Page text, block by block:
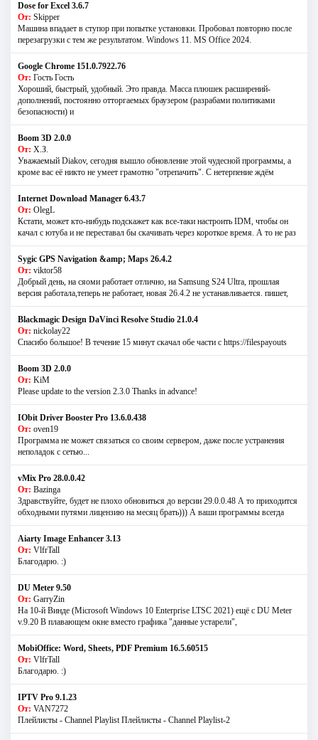
Dose for Excel 3.6.7
От: Skipper
Машина впадает в ступор при попытке установки. Пробовал повторно после
перезагрузки с тем же результатом. Windows 11. MS Offiсe 2024.
Google Chrome 151.0.7922.76
От: Гость Гость
Хороший, быстрый, удобный. Это правда. Масса плюшек расширений-
дополнений, постоянно отторгаемых браузером (разрабами политиками
безопасности) и
Boom 3D 2.0.0
От: Х.З.
Уважаемый Diakov, сегодня вышло обновление этой чудесной программы, а
кроме вас её никто не умеет грамотно "отрепачить". С нетерпение ждём
Internet Download Manager 6.43.7
От: OlegL
Кстати, может кто-нибудь подскажет как все-таки настроить IDM, чтобы он
качал с ютуба и не переставал бы скачивать через короткое время. А то не раз
Sygic GPS Navigation &amp; Maps 26.4.2
От: viktor58
Добрый день, на сяоми работает отлично, на Samsung S24 Ultra, прошлая
версия работала,теперь не работает, новая 26.4.2 не устанавливается. пишет,
Blackmagic Design DaVinci Resolve Studio 21.0.4
От: nickolay22
Спасибо большое! В течение 15 минут скачал обе части с https://filespayouts
Boom 3D 2.0.0
От: KiM
Please update to the version 2.3.0 Thanks in advance!
IObit Driver Booster Pro 13.6.0.438
От: oven19
Программа не может связаться со своим сервером, даже после устранения
неполадок с сетью...
vMix Pro 28.0.0.42
От: Bazinga
Здравствуйте, будет не плохо обновиться до версии 29.0.0.48 А то приходится
обходными путями лицензию на месяц брать))) А ваши программы всегда
Aiarty Image Enhancer 3.13
От: VlfrTall
Благодарю. :)
DU Meter 9.50
От: GarryZin
На 10-й Винде (Microsoft Windows 10 Enterprise LTSC 2021) ещё с DU Meter
v.9.20 В плавающем окне вместо графика "данные устарели",
MobiOffice: Word, Sheets, PDF Premium 16.5.60515
От: VlfrTall
Благодарю. :)
IPTV Pro 9.1.23
От: VAN7272
Плейлисты - Channel Playlist Плейлисты - Channel Playlist-2